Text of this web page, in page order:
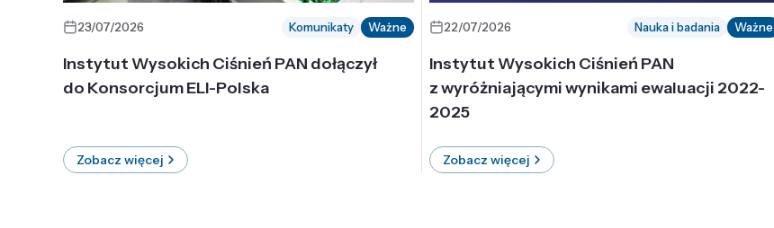
23/07/2026 Komunikaty Ważne
Instytut Wysokich Ciśnień PAN dołączył
do Konsorcjum ELI-Polska
Zobacz więcej
22/07/2026 Nauka i badania Ważne
Instytut Wysokich Ciśnień PAN
z wyróżniającymi wynikami ewaluacji 2022-
2025
Zobacz więcej